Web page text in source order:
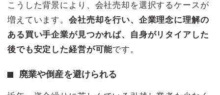
こうした背景により、会社売却を選択するケースが
増えています。 会社売却を行い、企業理念に理解の
ある買い手企業が見つかれば、自身がリタイアした
後でも安定した経営が可能です。
廃業や倒産を避けられる